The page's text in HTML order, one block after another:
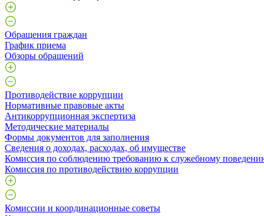
Обращения граждан
График приема
Обзоры обращений
Противодействие коррупции
Нормативные правовые акты
Антикоррупционная экспертиза
Методические материалы
Формы документов для заполнения
Сведения о доходах, расходах, об имуществе
Комиссия по соблюдению требованию к служебному
Комиссия по противодействию коррупции
Комиссии и координационные советы